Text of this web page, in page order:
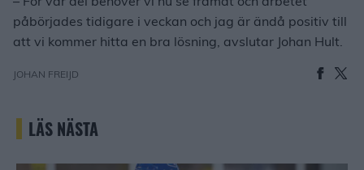
påbörjades tidigare i veckan och jag är ändå positiv till
att vi kommer hitta en bra lösning, avslutar Johan Hult.
JOHAN FREIJD
LÄS NÄSTA